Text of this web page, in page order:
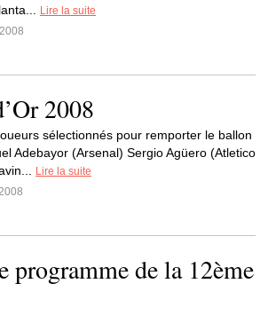
Lire la suite
2008
sélectionnés pour remporter le ballon
Adebayor (Arsenal) Sergio Agüero (Atletico
Lire la suite
programme de la 12ème